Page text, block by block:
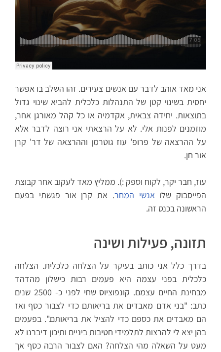
אני מאד אוהב לדבר עם אנשים צעירים. זהו השלב בו אפשר
יחסית בשינוי קטן של התנהלות כלכלית להביא שינוי גדול
בתוצאות. יחידה צבאית, אקדמיה או כל קהל מאורגן אחר,
מוזמנים לפנות אלי. לא על הרצאתי אני רוצה לדבר אלא
על ההרצאה של פרופ' עוז גוטרמן וההרצאה של דר' קרן
אור חן.
עוז, חבר יקר, לקוח וספק :). ממליץ מאד לעקוב אחר קבוצת
הפייסבוק שלואנשי המחר. את קרן אור פגשתי בפעם
הראשונה בכנס זה.
תזונה, פעילות ושינה
בדרך כלל אני כותב בעיקר על הצלחה כלכלית. הצלחה
כלכלית בפני עצמה היא פעמים רבות כישלון מהדהד
מבחינת החיים עצמם. קונפוציוס שחי לפני כ- 2500 שנים
כתב: "בני אדם מאבדים את בריאותם כדי לצבור כסף ואז
הם מאבדים את כספם כדי להציל את בריאותם.". בפעמים
בהן יצא לי להרצות לתלמידי חטיבות ביניים ותיכון דיברנו לא
מעט על השאלה מהי הצלחה? האם לצבור הרבה כסף אך